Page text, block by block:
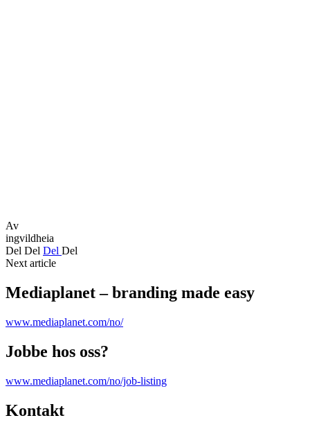
Av
ingvildheia
Del Del Del Del
Next article
Mediaplanet – branding made easy
www.mediaplanet.com/no/
Jobbe hos oss?
www.mediaplanet.com/no/job-listing
Kontakt